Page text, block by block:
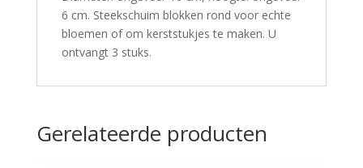
6 cm. Steekschuim blokken rond voor echte
bloemen of om kerststukjes te maken. U
ontvangt 3 stuks.
Gerelateerde producten